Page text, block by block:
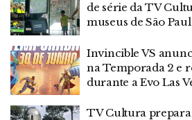
de série da TV
museus de São
Invincible VS
na Temporada 2 e
durante a Evo Las
TV Cultura